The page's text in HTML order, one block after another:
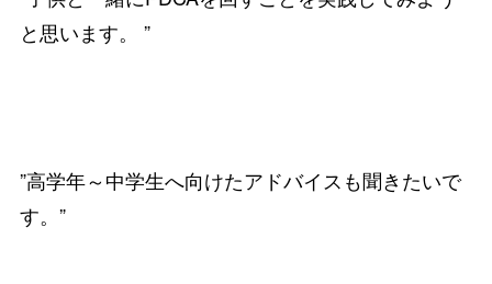
と思います。 ”
”高学年～中学生へ向けたアドバイスも聞きたいで
す。”